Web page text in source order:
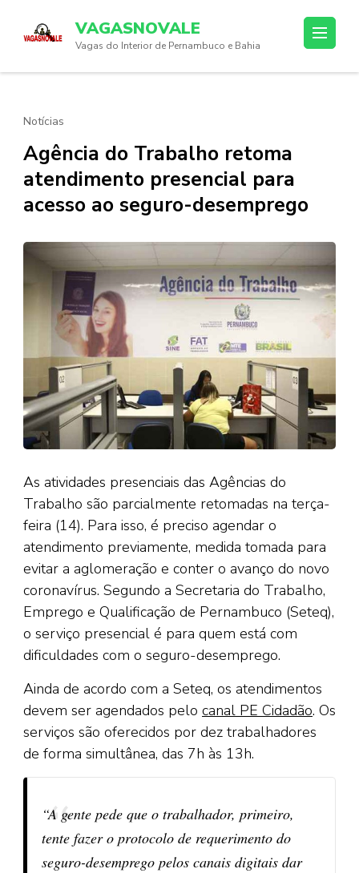
(Press
VAGASNOVALE
Vagas do Interior de Pernambuco e Bahia
Notícias
Agência do Trabalho retoma
atendimento presencial para
acesso ao seguro-desemprego
As atividades presenciais das Agências do
Trabalho são parcialmente retomadas na terça-
feira (14). Para isso, é preciso agendar o
atendimento previamente, medida tomada para
evitar a aglomeração e conter o avanço do novo
coronavírus. Segundo a Secretaria do Trabalho,
Emprego e Qualificação de Pernambuco (Seteq),
o serviço presencial é para quem está com
dificuldades com o seguro-desemprego.
Ainda de acordo com a Seteq, os atendimentos
devem ser agendados pelo canal PE Cidadão. Os
serviços são oferecidos por dez trabalhadores
de forma simultânea, das 7h às 13h.
“A gente pede que o trabalhador, primeiro,
tente fazer o protocolo de requerimento do
seguro-desemprego pelos canais digitais dar